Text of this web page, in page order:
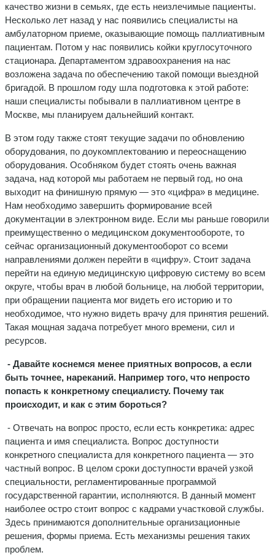
качество жизни в семьях, где есть неизлечимые пациенты.
Несколько лет назад у нас появились специалисты на
амбулаторном приеме, оказывающие помощь паллиативным
пациентам. Потом у нас появились койки круглосуточного
стационара. Департаментом здравоохранения на нас
возложена задача по обеспечению такой помощи выездной
бригадой. В прошлом году шла подготовка к этой работе:
наши специалисты побывали в паллиативном центре в
Москве, мы планируем дальнейший контакт.
В этом году также стоят текущие задачи по обновлению
оборудования, по доукомплектованию и переоснащению
оборудования. Особняком будет стоять очень важная
задача, над которой мы работаем не первый год, но она
выходит на финишную прямую — это «цифра» в медицине.
Нам необходимо завершить формирование всей
документации в электронном виде. Если мы раньше говорили
преимущественно о медицинском документообороте, то
сейчас организационный документооборот со всеми
направлениями должен перейти в «цифру». Стоит задача
перейти на единую медицинскую цифровую систему во всем
округе, чтобы врач в любой больнице, на любой территории,
при обращении пациента мог видеть его историю и то
необходимое, что нужно видеть врачу для принятия решений.
Такая мощная задача потребует много времени, сил и
ресурсов.
- Давайте коснемся менее приятных вопросов, а если
быть точнее, нареканий. Например того, что непросто
попасть к конкретному специалисту. Почему так
происходит, и как с этим бороться?
- Отвечать на вопрос просто, если есть конкретика: адрес
пациента и имя специалиста. Вопрос доступности
конкретного специалиста для конкретного пациента — это
частный вопрос. В целом сроки доступности врачей узкой
специальности, регламентированные программой
государственной гарантии, исполняются. В данный момент
наиболее остро стоит вопрос с кадрами участковой службы.
Здесь принимаются дополнительные организационные
решения, формы приема. Есть механизмы решения таких
проблем.